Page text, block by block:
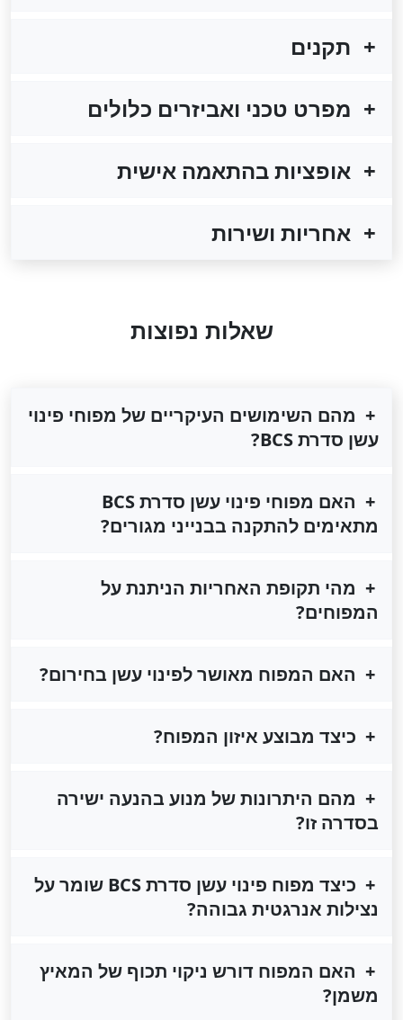
תקנים
מפרט טכני ואביזרים כלולים
אופציות בהתאמה אישית
אחריות ושירות
שאלות נפוצות
מהם השימושים העיקריים של מפוחי פינוי
עשן סדרת BCS?
האם מפוחי פינוי עשן סדרת BCS
מתאימים להתקנה בבנייני מגורים?
מהי תקופת האחריות הניתנת על
המפוחים?
האם המפוח מאושר לפינוי עשן בחירום?
כיצד מבוצע איזון המפוח?
מהם היתרונות של מנוע בהנעה ישירה
בסדרה זו?
כיצד מפוח פינוי עשן סדרת BCS שומר על
נצילות אנרגטית גבוהה?
האם המפוח דורש ניקוי תכוף של המאיץ
משמן?